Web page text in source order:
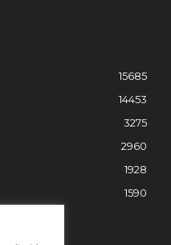
15685
14453
3275
2960
1928
1590